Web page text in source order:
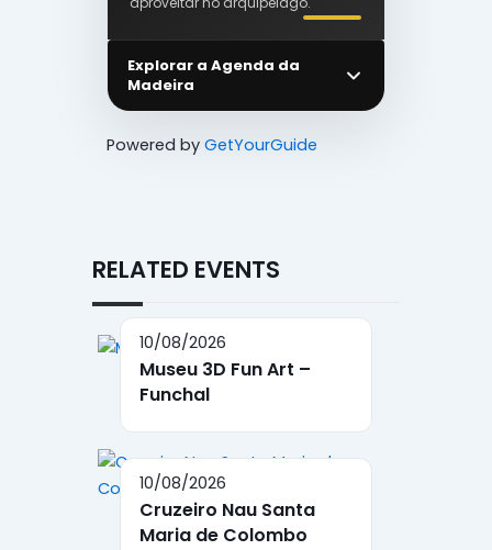
Explorar a Agenda da
Madeira
Powered by GetYourGuide
RELATED EVENTS
10/08/2026
Museu 3D Fun Art –
Funchal
10/08/2026
Cruzeiro Nau Santa
Maria de Colombo